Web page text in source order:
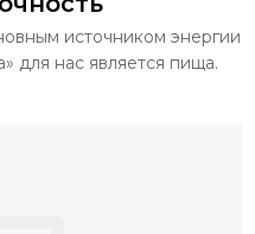
источником энергии
для нас является пища.